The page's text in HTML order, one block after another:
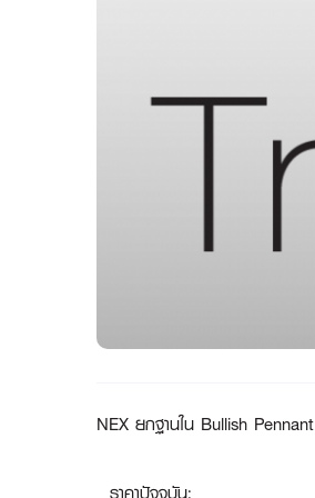
NEX ยกฐานใน Bullish Pennant